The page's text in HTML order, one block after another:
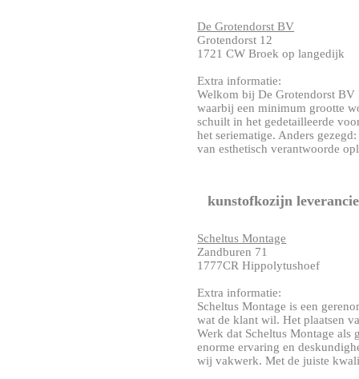
De Grotendorst BV
Grotendorst 12
1721 CW Broek op langedijk
Extra informatie:
Welkom bij De Grotendorst
waarbij een minimum grootte
schuilt in het gedetailleerde
het seriematige. Anders
van esthetisch verantwoorde
kunstofkozijn
Scheltus Montage
Zandburen 71
1777CR Hippolytushoef
Extra informatie:
Scheltus Montage is een
wat de klant wil. Het plaatsen
Werk dat Scheltus Montage als
enorme ervaring en
wij vakwerk. Met de juiste